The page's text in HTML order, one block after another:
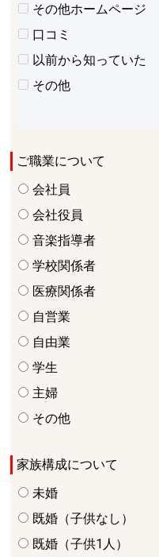
その他ホームページ
口コミ
以前から知っていた
その他
ご職業について
会社員
会社役員
音楽指導者
学校関係者
医療関係者
自営業
自由業
学生
主婦
その他
家族構成について
未婚
既婚（子供なし）
既婚（子供1人）